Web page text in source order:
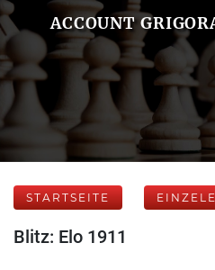
ACCOUNT
STARTSEITE
Blitz: Elo 1911